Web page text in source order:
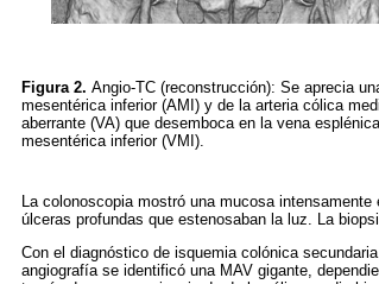
Figura 2. Angio-TC (reconstrucción): Se aprecia
mesentérica inferior (AMI) y de la arteria cólica
aberrante (VA) que desemboca en la vena
mesentérica inferior (VMI).
La colonoscopia mostró una mucosa
úlceras profundas que estenosaban la luz. La
Con el diagnóstico de isquemia colónica
angiografía se identificó una MAV gigante,